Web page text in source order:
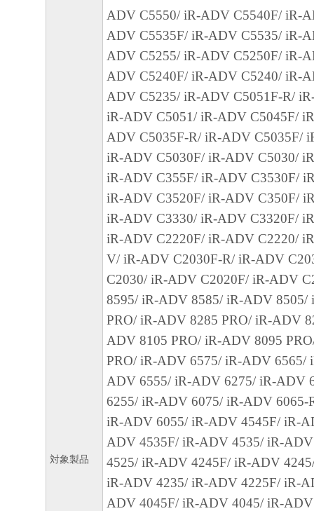
は一部を、直接または間接に輸出してはな
６．サポートおよびアップデート
キヤノン、キヤノンの子会社、関係会社、
理店および販売店、並びにキヤノンのライ
客様による「本ソフトウェア」の使用を支
よび「本ソフトウェア」に対してアップデ
正あるいはサポートを行うことについて、
負うものではありません。
７．保証の否認・免責
(1) 「本ソフトウェア」は、『現状のまま
諾されます。キヤノン、キヤノンのライセ
ンの子会社、キヤノンの関連会社、それら
たは販売店のいずれも、「本ソフトウェア
品性および特定の目的への適合性の保証を
保証も、明示たると黙示たるとを問わず一
(2) キヤノン、キヤノンのライセンサー、
社、キヤノンの関連会社、それらの販売代
店のいずれも、「本ソフトウェア」の使用
から生ずるいかなる損害（逸失利益および
または付随的な損害を含むがこれらに限定
損害を言います。）について、適用法で認
一切の責任を負わないものとします。たと
キヤノンのライセンサー、キヤノンの子会
関連会社、それらの販売代理店または販売
対象製品
ADV C5550/ iR-ADV C5540F/ iR-
ADV C5535F/ iR-ADV C5535/ iR-
ADV C5255/ iR-ADV C5250F/ iR-
ADV C5240F/ iR-ADV C5240/ iR-
ADV C5235/ iR-ADV C5051F-R/
iR-ADV C5051/ iR-ADV C5045F/
ADV C5035F-R/ iR-ADV C5035F/
iR-ADV C5030F/ iR-ADV C5030/
iR-ADV C355F/ iR-ADV C3530F/
iR-ADV C3520F/ iR-ADV C350F/
iR-ADV C3330/ iR-ADV C3320F/
iR-ADV C2220F/ iR-ADV C2220/
V/ iR-ADV C2030F-R/ iR-ADV
C2030/ iR-ADV C2020F/ iR-ADV
8595/ iR-ADV 8585/ iR-ADV 8505/
PRO/ iR-ADV 8285 PRO/ iR-ADV
ADV 8105 PRO/ iR-ADV 8095
PRO/ iR-ADV 6575/ iR-ADV 6565/
ADV 6555/ iR-ADV 6275/ iR-ADV
6255/ iR-ADV 6075/ iR-ADV 6065-
iR-ADV 6055/ iR-ADV 4545F/ iR-
ADV 4535F/ iR-ADV 4535/ iR-
4525/ iR-ADV 4245F/ iR-ADV
iR-ADV 4235/ iR-ADV 4225F/ iR-
ADV 4045F/ iR-ADV 4045/ iR-